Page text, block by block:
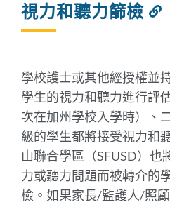
視力和聽力篩檢
學校護士或其他經授權並
學生的視力和聽力進行評
次在加州學校入學時）、
級的學生都將接受視力和
山聯合學區（SFUSD）也
力或聽力問題而被轉介的
檢。如果家長/監護人/照